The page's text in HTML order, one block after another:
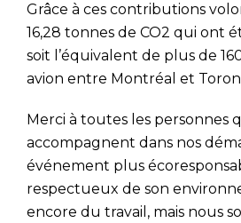
Grâce à ces contributions
16,28 tonnes de CO2 qui ont
soit l’équivalent de plus de
avion entre Montréal et
Merci à toutes les personnes
accompagnent dans nos
événement plus
respectueux de son
encore du travail, mais nous